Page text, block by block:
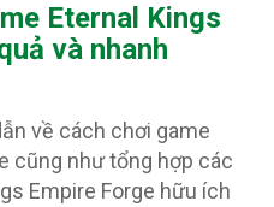
Eternal Kings
và nhanh
về cách chơi game
cũng như tổng hợp các
Empire Forge hữu ích